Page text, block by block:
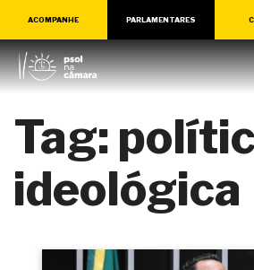
ACOMPANHE PARLAMENTARES
Tag:
ideológica